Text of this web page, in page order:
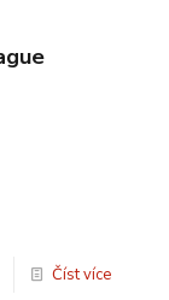
Číst více